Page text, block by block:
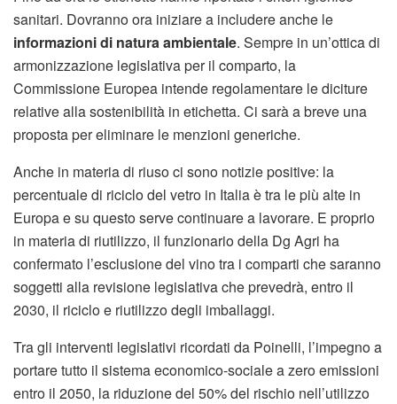
sanitari. Dovranno ora iniziare a includere anche le
informazioni di natura ambientale. Sempre in un’ottica di
armonizzazione legislativa per il comparto, la
Commissione Europea intende regolamentare le diciture
relative alla sostenibilità in etichetta. Ci sarà a breve una
proposta per eliminare le menzioni generiche.
Anche in materia di riuso ci sono notizie positive: la
percentuale di riciclo del vetro in Italia è tra le più alte in
Europa e su questo serve continuare a lavorare. E proprio
in materia di riutilizzo, il funzionario della Dg Agri ha
confermato l’esclusione del vino tra i comparti che saranno
soggetti alla revisione legislativa che prevedrà, entro il
2030, il riciclo e riutilizzo degli imballaggi.
Tra gli interventi legislativi ricordati da Poinelli, l’impegno a
portare tutto il sistema economico-sociale a zero emissioni
entro il 2050, la riduzione del 50% del rischio nell’utilizzo